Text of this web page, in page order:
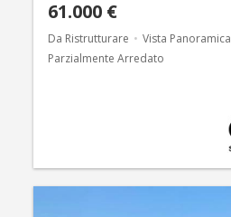
61.000 €
Da Ristrutturare
Vista Panoramica
Parzialmente Arredato